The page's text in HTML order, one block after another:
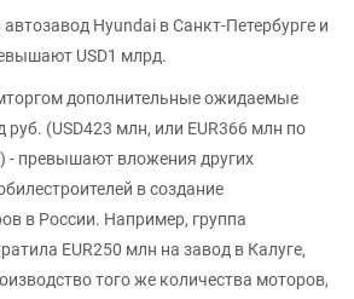
Hyundai в Санкт-Петербурге и
USD1 млрд.
дополнительные ожидаемые
руб. (USD423 млн, или EUR366 млн по
- превышают вложения других
в создание
в России. Например, группа
EUR250 млн на завод в Калуге,
того же количества моторов,